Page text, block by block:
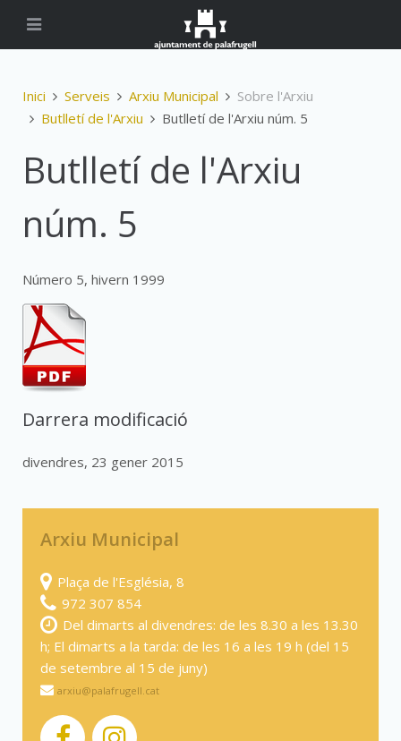
Inici Serveis Arxiu Municipal
Sobre l'Arxiu
Butlletí de l'Arxiu
Butlletí de l'Arxiu núm. 5
Butlletí de l'Arxiu
núm. 5
Número 5, hivern 1999
Darrera modificació
divendres, 23 gener 2015
Arxiu Municipal
Plaça de l'Església, 8
972 307 854
Del dimarts al divendres: de les 8.30 a les 13.30
h; El dimarts a la tarda: de les 16 a les 19 h (del 15
de setembre al 15 de juny)
arxiu@palafrugell.cat